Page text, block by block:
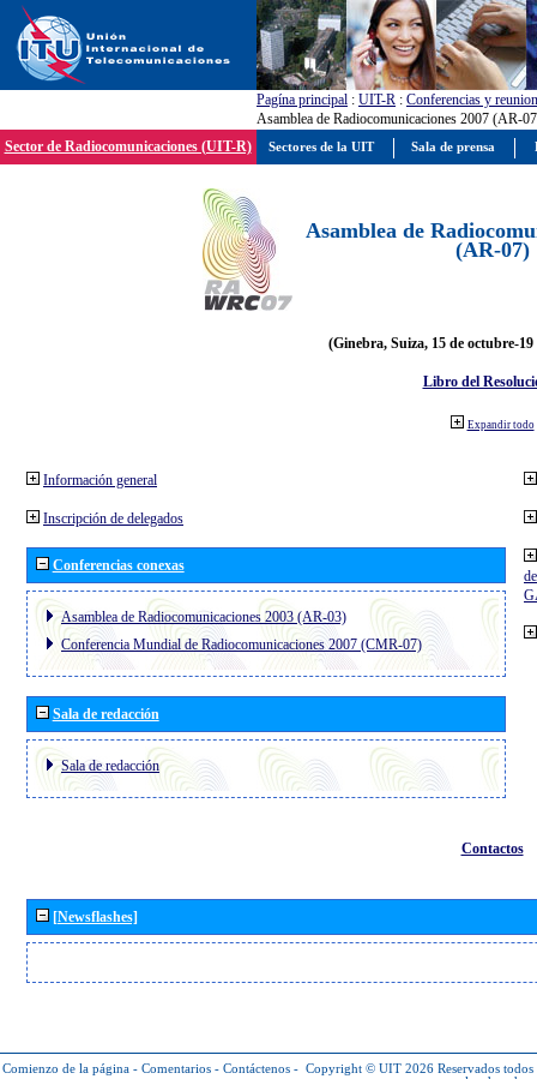
Pagína principal : UIT-R : Conferencias y
Asamblea de Radiocomunicaciones 2007 (AR-
Sector de Radiocomunicaciones (UIT-R)
Asamblea de
(AR-07)
(Ginebra, Suiza, 15 de octubre-19
Libro del
Expandir todo
Información general
Inscripción de delegados
Conferencias conexas
Asamblea de Radiocomunicaciones 2003 (AR-03)
Conferencia Mundial de Radiocomunicaciones 2007 (CMR-07)
Sala de redacción
Sala de redacción
Contactos
[Newsflashes]
Comienzo de la página - Comentarios - Contáctenos - Copyright © UIT 2026 Reservados todos
Sectores de la UIT Sala de prensa